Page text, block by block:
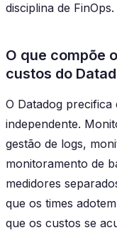
disciplina de FinOps.
O que compõe
custos do
O Datadog
independente.
gestão de logs,
monitoramento de
medidores
que os times
que os custos se